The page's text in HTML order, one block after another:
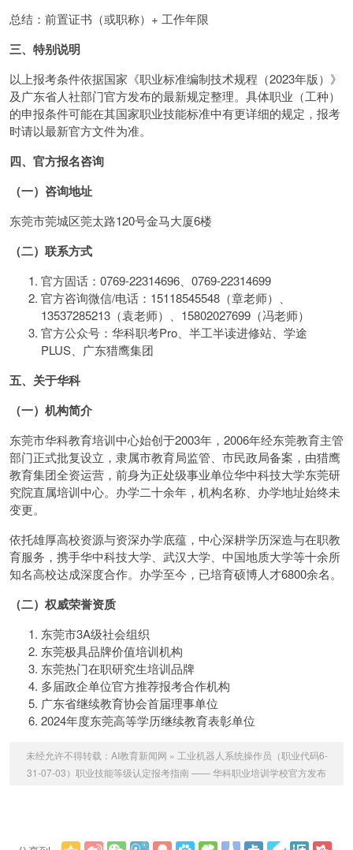
总结：前置证书（或职称）+ 工作年限
三、特别说明
以上报考条件依据国家《职业标准编制技术规程（2023年版）》
及广东省人社部门官方发布的最新规定整理。具体职业（工种）
的申报条件可能在其国家职业技能标准中有更详细的规定，报考
时请以最新官方文件为准。
四、官方报名咨询
（一）咨询地址
东莞市莞城区莞太路120号金马大厦6楼
（二）联系方式
官方固话：0769-22314696、0769-22314699
官方咨询微信/电话：15118545548（章老师）、
13537285213（袁老师）、15802027699（冯老师）
官方公众号：华科职考Pro、半工半读进修站、学途
PLUS、广东猎鹰集团
五、关于华科
（一）机构简介
东莞市华科教育培训中心始创于2003年，2006年经东莞教育主管
部门正式批复设立，隶属市教育局监管、市民政局备案，由猎鹰
教育集团全资运营，前身为正处级事业单位华中科技大学东莞研
究院直属培训中心。办学二十余年，机构名称、办学地址始终未
变更。
依托雄厚高校资源与资深办学底蕴，中心深耕学历深造与在职教
育服务，携手华中科技大学、武汉大学、中国地质大学等十余所
知名高校达成深度合作。办学至今，已培育硕博人才6800余名。
（二）权威荣誉资质
东莞市3A级社会组织
东莞极具品牌价值培训机构
东莞热门在职研究生培训品牌
多届政企单位官方推荐报考合作机构
广东省继续教育协会首届理事单位
2024年度东莞高等学历继续教育表彰单位
未经允许不得转载： AI教育新闻网 » 工业机器人系统操作员（职业代码6-
31-07-03）职业技能等级认定报考指南 —— 华科职业培训学校官方发布